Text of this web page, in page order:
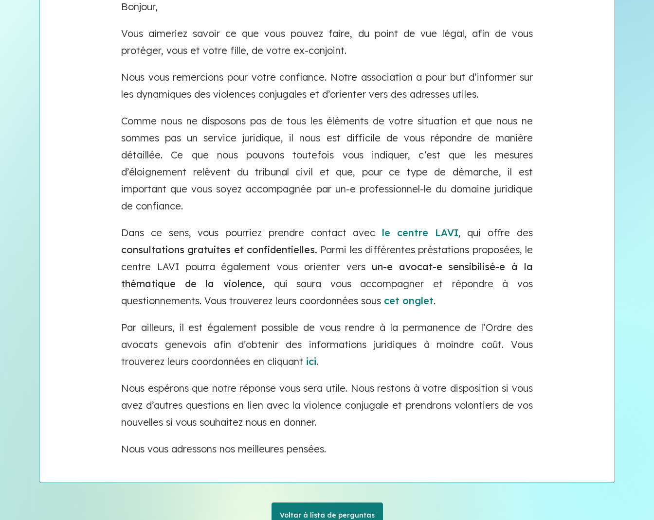
Bonjour,
Vous aimeriez savoir ce que vous pouvez faire, du point de vue légal, afin de vous
protéger, vous et votre fille, de votre ex-conjoint.
Nous vous remercions pour votre confiance. Notre association a pour but d’informer sur
les dynamiques des violences conjugales et d’orienter vers des adresses utiles.
Comme nous ne disposons pas de tous les éléments de votre situation et que nous ne
sommes pas un service juridique, il nous est difficile de vous répondre de manière
détaillée. Ce que nous pouvons toutefois vous indiquer, c’est que les mesures
d’éloignement relèvent du tribunal civil et que, pour ce type de démarche, il est
important que vous soyez accompagnée par un-e professionnel-le du domaine juridique
de confiance.
Dans ce sens, vous pourriez prendre contact avec le centre LAVI, qui offre des
consultations gratuites et confidentielles. Parmi les différentes préstations proposées, le
centre LAVI pourra également vous orienter vers un-e avocat-e sensibilisé-e à la
thématique de la violence, qui saura vous accompagner et répondre à vos
questionnements. Vous trouverez leurs coordonnées sous cet onglet.
Par ailleurs, il est également possible de vous rendre à la permanence de l’Ordre des
avocats genevois afin d’obtenir des informations juridiques à moindre coût. Vous
trouverez leurs coordonnées en cliquant ici.
Nous espérons que notre réponse vous sera utile. Nous restons à votre disposition si vous
avez d’autres questions en lien avec la violence conjugale et prendrons volontiers de vos
nouvelles si vous souhaitez nous en donner.
Nous vous adressons nos meilleures pensées.
Voltar à lista de perguntas